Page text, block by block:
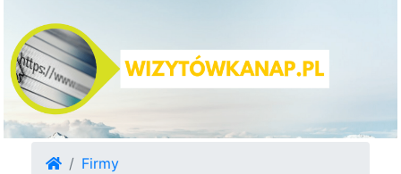
Firmy